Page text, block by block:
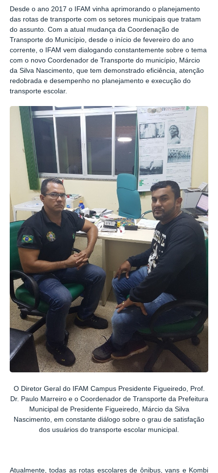
Desde o ano 2017 o IFAM vinha aprimorando o planejamento
das rotas de transporte com os setores municipais que tratam
do assunto. Com a atual mudança da Coordenação de
Transporte do Município, desde o início de fevereiro do ano
corrente, o IFAM vem dialogando constantemente sobre o tema
com o novo Coordenador de Transporte do município, Márcio
da Silva Nascimento, que tem demonstrado eficiência, atenção
redobrada e desempenho no planejamento e execução do
transporte escolar.
O Diretor Geral do IFAM Campus Presidente Figueiredo, Prof.
Dr. Paulo Marreiro e o Coordenador de Transporte da Prefeitura
Municipal de Presidente Figueiredo, Márcio da Silva
Nascimento, em constante diálogo sobre o grau de satisfação
dos usuários do transporte escolar municipal.
Atualmente, todas as rotas escolares de ônibus, vans e Kombi